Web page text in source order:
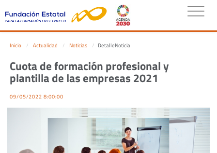
Inicio Actualidad Noticias DetalleNoticia
Cuota de formación profesional y
plantilla de las empresas 2021
09/05/2022 8:00:00